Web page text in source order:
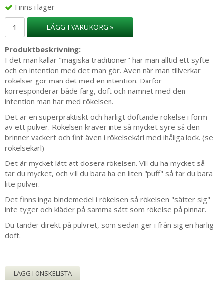
Finns i lager
LÄGG I VARUKORG »
Produktbeskrivning:
I det man kallar "magiska traditioner" har man alltid ett syfte
och en intention med det man gör. Även när man tillverkar
rökelser gör man det med en intention. Därför
korresponderar både färg, doft och namnet med den
intention man har med rökelsen.
Det är en superpraktiskt och härligt doftande rökelse i form
av ett pulver. Rökelsen kräver inte så mycket syre så den
brinner vackert och fint även i rökelsekärl med ihåliga lock. (se
rökelsekärl)
Det är mycket lätt att dosera rökelsen. Vill du ha mycket så
tar du mycket, och vill du bara ha en liten "puff" så tar du bara
lite pulver.
Det finns inga bindemedel i rökelsen så rökelsen "sätter sig"
inte tyger och kläder på samma sätt som rökelse på pinnar.
Du tänder direkt på pulvret, som sedan ger i från sig en härlig
doft.
LÄGG I ÖNSKELISTA